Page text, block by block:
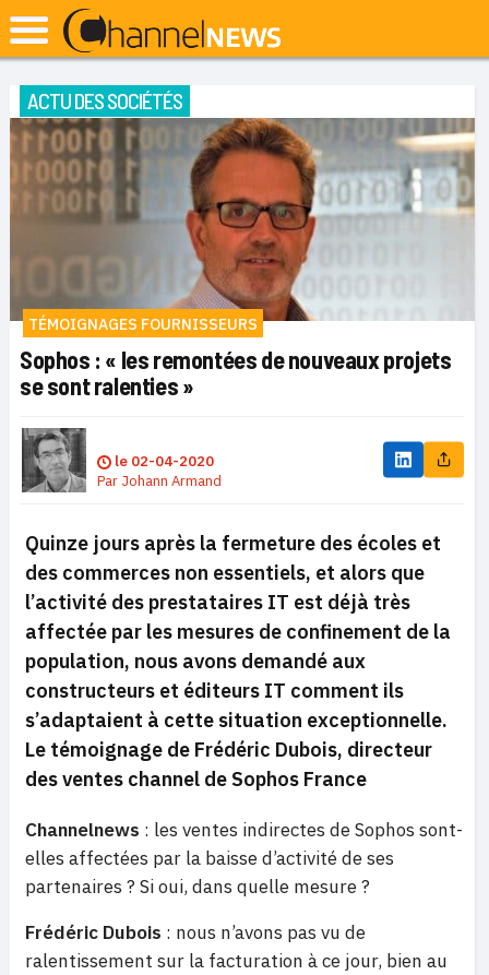
ACTU DES SOCIÉTÉS
TÉMOIGNAGES FOURNISSEURS
Sophos : « les remontées de nouveaux projets
se sont ralenties »
le 02-04-2020
Par Johann Armand
Quinze jours après la fermeture des écoles et
des commerces non essentiels, et alors que
l’activité des prestataires IT est déjà très
affectée par les mesures de confinement de la
population, nous avons demandé aux
constructeurs et éditeurs IT comment ils
s’adaptaient à cette situation exceptionnelle.
Le témoignage de Frédéric Dubois, directeur
des ventes channel de Sophos France
Channelnews : les ventes indirectes de Sophos sont-
elles affectées par la baisse d’activité de ses
partenaires ? Si oui, dans quelle mesure ?
Frédéric Dubois : nous n’avons pas vu de
ralentissement sur la facturation à ce jour, bien au